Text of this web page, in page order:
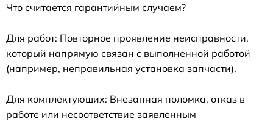
Что считается гарантийным случаем?
Для работ: Повторное проявление неисправности,
который напрямую связан с выполненной работой
(например, неправильная установка запчасти).
Для комплектующих: Внезапная поломка, отказ в
работе или несоответствие заявленным